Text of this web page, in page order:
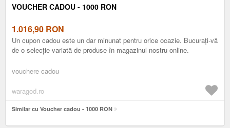
VOUCHER CADOU - 1000 RON
1.016,90 RON
Un cupon cadou este un dar minunat pentru orice ocazie. Bucurați-vă
de o selecție variată de produse în magazinul nostru online.
vouchere cadou
waragod.ro
Similar cu Voucher cadou - 1000 RON